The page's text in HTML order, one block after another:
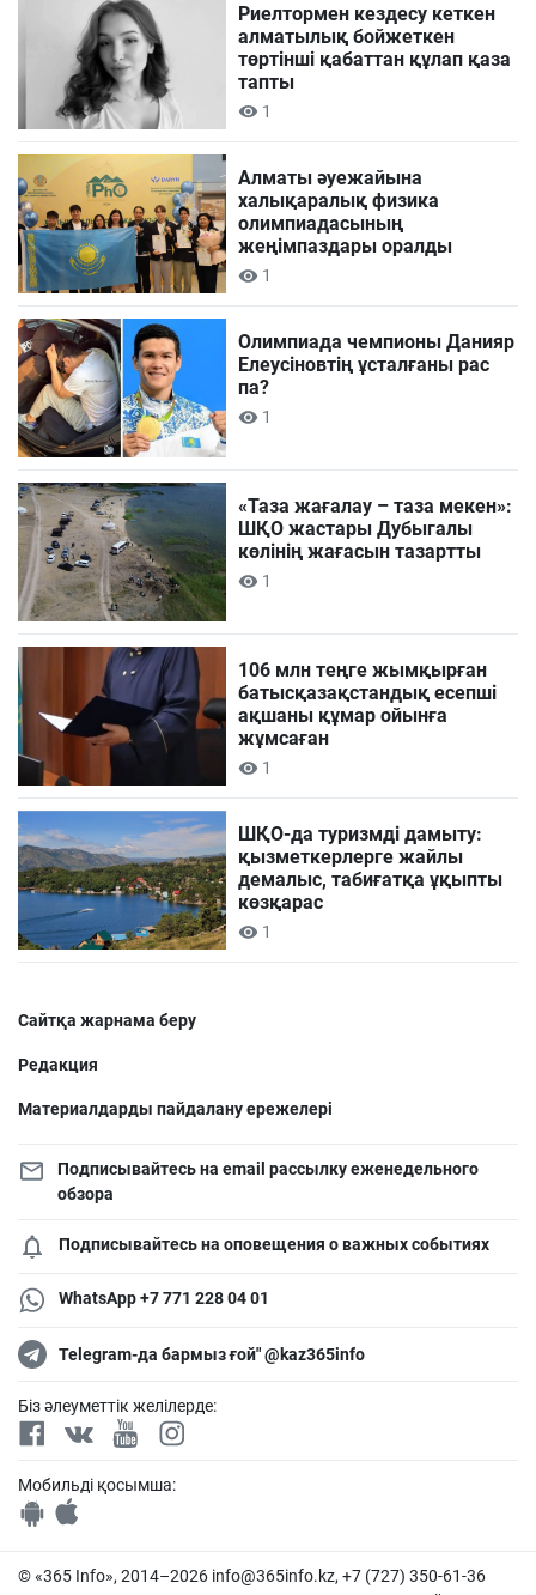
Риелтормен кездесу кеткен
алматылық бойжеткен
төртінші қабаттан құлап қаза
тапты
1
Алматы әуежайына
халықаралық физика
олимпиадасының
жеңімпаздары оралды
1
Олимпиада чемпионы Данияр
Елеусіновтің ұсталғаны рас
па?
1
«Таза жағалау – таза мекен»:
ШҚО жастары Дубыгалы
көлінің жағасын тазартты
1
106 млн теңге жымқырған
батысқазақстандық есепші
ақшаны құмар ойынға
жұмсаған
1
ШҚО-да туризмді дамыту:
қызметкерлерге жайлы
демалыс, табиғатқа ұқыпты
көзқарас
1
Сайтқа жарнама беру
Редакция
Материалдарды пайдалану ережелері
Подписывайтесь на email рассылку еженедельного
обзора
Подписывайтесь на оповещения о важных событиях
WhatsApp +7 771 228 04 01
Telegram-да бармыз ғой" @kaz365info
Біз әлеуметтік желілерде:
Мобильді қосымша:
© «365 Info», 2014–2026 info@365info.kz, +7 (727) 350-61-36